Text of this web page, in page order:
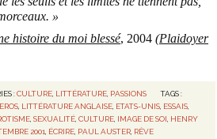
»
histoire du moi blessé, 2004 (Plaidoyer
:CULTURE, LITTÉRATURE, PASSIONS
TAGS :
LITTÉRATURE ANGLAISE ETATS-UNIS ESSAIS
,SEXUALITÉ ,CULTURE IMAGE DE SOI HENRY
2001 ÉCRIRE PAUL AUSTER RÊVE